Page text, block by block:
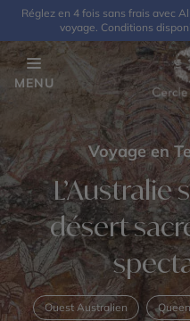
Réglez en 4 fois sans frais avec
voyage. Conditions
MENU
Voyage en
L’Australie
désert
Ouest Australien